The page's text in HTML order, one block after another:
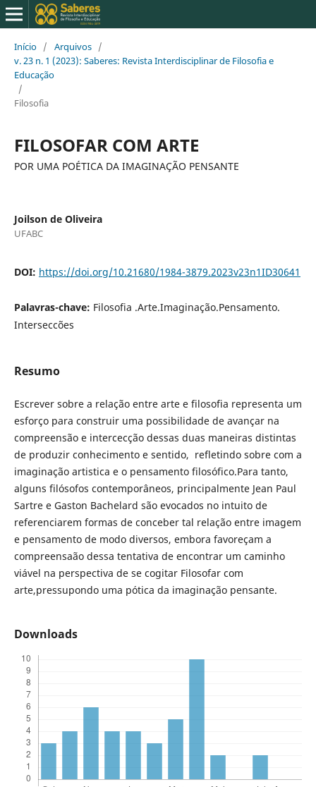
Início / Arquivos /
v. 23 n. 1 (2023): Saberes: Revista Interdisciplinar de Filosofia e
Educação
/
Filosofia
FILOSOFAR COM ARTE
POR UMA POÉTICA DA IMAGINAÇÃO PENSANTE
Joilson de Oliveira
UFABC
DOI: https://doi.org/10.21680/1984-3879.2023v23n1ID30641
Palavras-chave: Filosofia .Arte.Imaginação.Pensamento.
Interseccões
Resumo
Escrever sobre a relação entre arte e filosofia representa um
esforço para construir uma possibilidade de avançar na
compreensão e intercecção dessas duas maneiras distintas
de produzir conhecimento e sentido, refletindo sobre com a
imaginação artistica e o pensamento filosófico.Para tanto,
alguns filósofos contemporâneos, principalmente Jean Paul
Sartre e Gaston Bachelard são evocados no intuito de
referenciarem formas de conceber tal relação entre imagem
e pensamento de modo diversos, embora favoreçam a
compreensaão dessa tentativa de encontrar um caminho
viável na perspectiva de se cogitar Filosofar com
arte,pressupondo uma pótica da imaginação pensante.
Downloads